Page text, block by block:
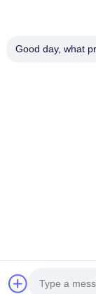
Le parc
Good day, what